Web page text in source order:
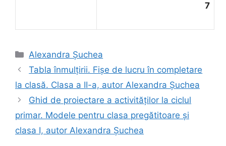
7
Categorii
Alexandra Șuchea
Tabla înmulțirii. Fișe de lucru în completare
la clasă. Clasa a II-a, autor Alexandra Șuchea
Ghid de proiectare a activităților la ciclul
primar. Modele pentru clasa pregătitoare și
clasa I, autor Alexandra Șuchea